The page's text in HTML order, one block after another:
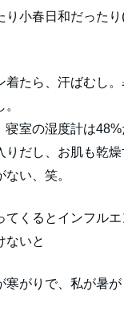
り小春日和だった
たら、汗ばむし。
室の湿度計は48%
だし、お肌も乾燥
い、笑。
てくるとインフル
ないと
寒がりで、私が暑